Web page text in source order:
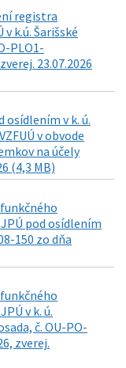
registra
k.ú. Šarišské
PLO1-
23.07.2026
osídlením v k. ú.
v obvode
na účely
(4,3 MB)
pod osídlením
150 zo dňa
v k. ú.
č. OU-PO-
zverej.